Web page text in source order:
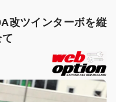
改ツインターボを縦